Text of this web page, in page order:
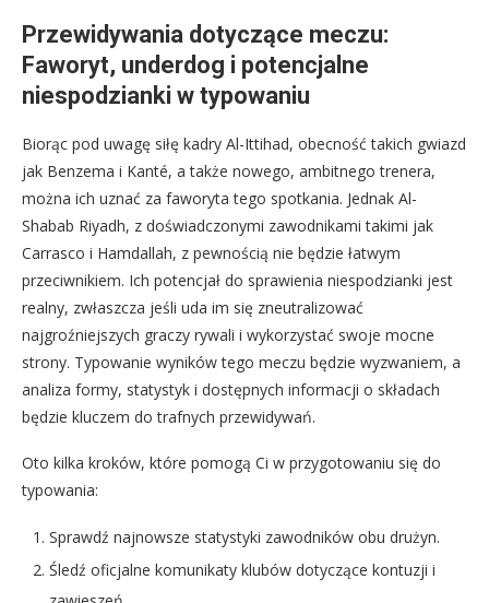
Przewidywania dotyczące meczu:
Faworyt, underdog i potencjalne
niespodzianki w typowaniu
Biorąc pod uwagę siłę kadry Al-Ittihad, obecność takich gwiazd
jak Benzema i Kanté, a także nowego, ambitnego trenera,
można ich uznać za faworyta tego spotkania. Jednak Al-
Shabab Riyadh, z doświadczonymi zawodnikami takimi jak
Carrasco i Hamdallah, z pewnością nie będzie łatwym
przeciwnikiem. Ich potencjał do sprawienia niespodzianki jest
realny, zwłaszcza jeśli uda im się zneutralizować
najgroźniejszych graczy rywali i wykorzystać swoje mocne
strony. Typowanie wyników tego meczu będzie wyzwaniem, a
analiza formy, statystyk i dostępnych informacji o składach
będzie kluczem do trafnych przewidywań.
Oto kilka kroków, które pomogą Ci w przygotowaniu się do
typowania:
Sprawdź najnowsze statystyki zawodników obu drużyn.
Śledź oficjalne komunikaty klubów dotyczące kontuzji i